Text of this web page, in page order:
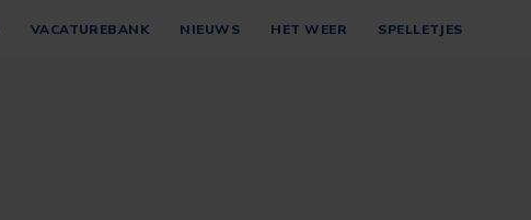
VACATUREBANK NIEUWS HET WEER SPELLETJES